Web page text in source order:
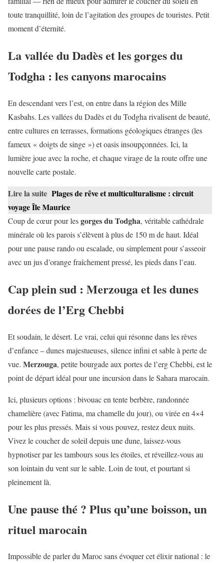
toute tranquillité, loin de l’agitation des groupes de touristes. Petit
moment d’éternité.
La vallée du Dadès et les gorges du
Todgha : les canyons marocains
En descendant vers l’est, on entre dans la région des Mille
Kasbahs. Les vallées du Dadès et du Todgha rivalisent de beauté,
entre cultures en terrasses, formations géologiques étranges (les
fameux « doigts de singe ») et oasis insoupçonnées. Ici, la
lumière joue avec la roche, et chaque virage de la route offre une
nouvelle carte postale.
Lire la suite Plages de rêve et multiculturalisme : circuit
voyage Île Maurice
Coup de cœur pour lesgorges du Todgha, véritable cathédrale
minérale où les parois s’élèvent à plus de 150 m de haut. Idéal
pour une pause rando ou escalade, ou simplement pour s’asseoir
avec un jus d’orange fraîchement pressé, les pieds dans l’eau.
Cap plein sud : Merzouga et les dunes
dorées de l’Erg Chebbi
Et soudain, le désert. Le vrai, celui qui résonne dans les rêves
d’enfance – dunes majestueuses, silence infini et sable à perte de
vue. Merzouga, petite bourgade aux portes de l’erg Chebbi, est le
point de départ idéal pour une incursion dans le Sahara marocain.
Ici, plusieurs options : bivouac en tente berbère, randonnée
chamelière (avec Fatima, ma chamelle du jour), ou virée en 4×4
pour les plus pressés. Mais si vous pouvez, restez deux nuits.
Vivez le coucher de soleil depuis une dune, laissez-vous
hypnotiser par les tambours sous les étoiles, et réveillez-vous au
son lointain du vent sur le sable. Loin de tout, et pourtant si
pleinement là.
Une pause thé ? Plus qu’une boisson, un
rituel marocain
Impossible de parler du Maroc sans évoquer cet élixir national : le